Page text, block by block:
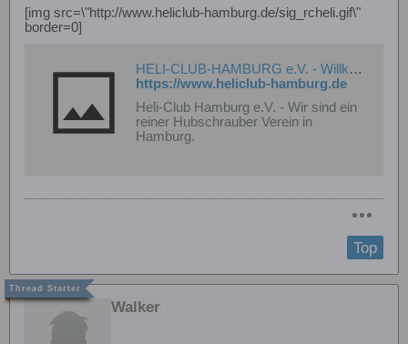
[img src=\"http://www.heliclub-hamburg.de/sig_rcheli.gif\"
border=0]
HELI-CLUB-HAMBURG e.V. - Willkommen
https://www.heliclub-hamburg.de
Heli-Club Hamburg e.V. - Wir sind ein
reiner Hubschrauber Verein in
Hamburg.
Top
Walker